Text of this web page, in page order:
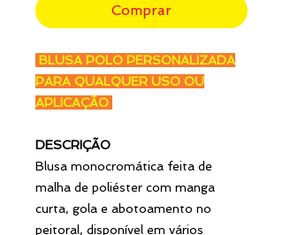
Comprar
BLUSA POLO PERSONALIZADA
PARA QUALQUER USO OU
APLICAÇÃO
DESCRIÇÃO
Blusa monocromática feita de
malha de poliéster com manga
curta, gola e abotoamento no
peitoral, disponível em vários